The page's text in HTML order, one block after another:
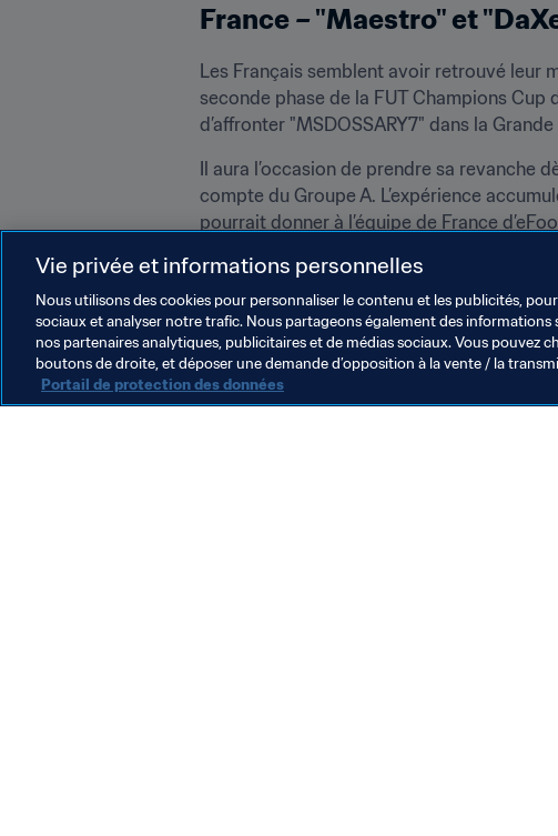
France – "Maestro" et
Les Français semblent avoir retrouvé leur
seconde phase de la FUT Champions
d’affronter "MSDOSSARY7" dans la Grande
Il aura l’occasion de prendre sa revanche
compte du Groupe A. L’expérience
pourrait donner à l’équipe de France
Suivez la compétition en direct les 13 et 14
Twitter | Facebook | YouTube | Twitch
Vie privée et informations personnelles
Nous utilisons des cookies pour personnaliser le contenu et les publicités,
sociaux et analyser notre trafic. Nous partageons également des
nos partenaires analytiques, publicitaires et de médias sociaux. Vous pouvez
boutons de droite, et déposer une demande d’opposition à la vente / la
Portail de protection des données